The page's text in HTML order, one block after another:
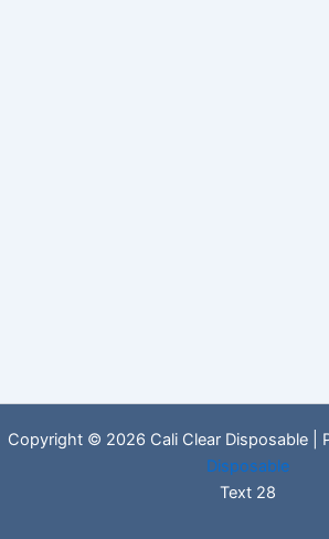
Copyright © 2026 Cali Clear Disposable |
Disposable
Text 28